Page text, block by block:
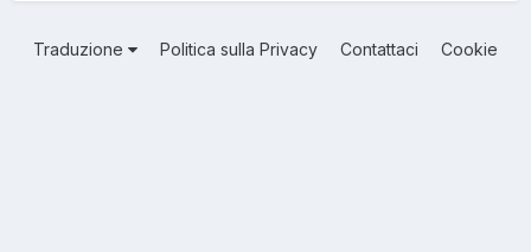
Traduzione Politica sulla Privacy Contattaci Cookie